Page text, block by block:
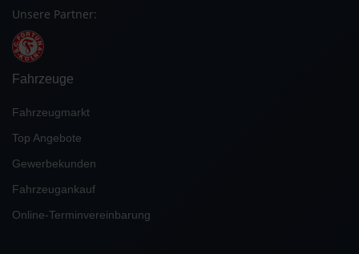
Unsere Partner:
Fahrzeuge
Fahrzeugmarkt
Top Angebote
Gewerbekunden
Fahrzeugankauf
Online-Terminvereinbarung